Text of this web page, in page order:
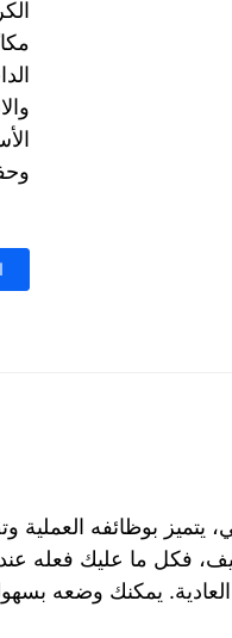
بوظائفه العملية
فكل ما عليك فعله
يمكنك وضعه